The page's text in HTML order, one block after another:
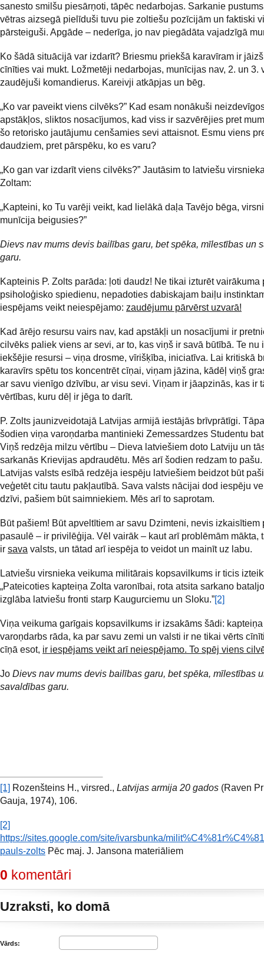
sanesto smilšu piesārņoti, tāpēc nedarbojas. Sarkanie
vētras aizsegā pielīduši tuvu pie zoltiešu pozīcijām un faktiski
pārsteiguši. Apgāde – nederīga, jo nav piegādāta vajadzīgā
Ko šādā situācijā var izdarīt? Briesmu priekšā karavīram ir
cīnīties vai mukt. Ložmetēji nedarbojas, munīcijas nav, 2. un 3.
zaudējuši komandierus. Kareivji atkāpjas un bēg.
„Ko var paveikt viens cilvēks?” Kad esam nonākuši
apstākļos, sliktos nosacījumos, kad viss ir sazvērējies pret
šo retorisko jautājumu cenšamies sevi attaisnot. Esmu viens
daudziem, pret pārspēku, ko es varu?
„Ko gan var izdarīt viens cilvēks?” Jautāsim to latviešu
Zoltam:
„Kapteini, ko Tu varēji veikt, kad lielākā daļa Tavējo bēga,
munīcija beigusies?”
Dievs nav mums devis bailības garu, bet spēka, mīlestības un
garu.
Kapteinis P. Zolts parāda: ļoti daudz! Ne tikai izturēt vairākuma
psiholoģisko spiedienu, nepadoties dabiskajam baiļu
iespējams veikt neiespējamo: zaudējumu pārvērst uzvarā!
Kad ārējo resursu vairs nav, kad apstākļi un nosacījumi ir
cilvēks paliek viens ar sevi, ar to, kas viņš ir savā būtībā. Te nu
iekšējie resursi – viņa drosme, vīrišķība, iniciatīva. Lai kritiskā
karavīrs spētu tos koncentrēt cīņai, viņam jāzina, kādēļ viņš
ar savu vienīgo dzīvību, ar visu sevi. Viņam ir jāapzinās, kas ir
vērtības, kuru dēļ ir jēga to darīt.
P. Zolts jaunizveidotajā Latvijas armijā iestājās brīvprātīgi.
šodien viņa varoņdarba mantinieki Zemessardzes Studentu
Viņš redzēja milzu vērtību – Dieva latviešiem doto Latviju un
sarkanās Krievijas apdraudētu. Mēs arī šodien redzam to
Latvijas valsts esībā redzēja iespēju latviešiem beidzot būt
veģetēt citu tautu pakļautībā. Sava valsts nācijai dod iespēju
dzīvi, pašiem būt saimniekiem. Mēs arī to saprotam.
Būt pašiem! Būt apveltītiem ar savu Dzimteni, nevis izkaisītiem
pasaulē – ir privilēģija. Vēl vairāk – kaut arī problēmām mākta,
ir sava valsts, un tātad arī iespēja to veidot un mainīt uz labu.
Latviešu virsnieka veikuma militārais kopsavilkums ir ticis
„Pateicoties kapteiņa Zolta varonībai, rota atsita sarkano
izglāba latviešu fronti starp Kaugurciemu un Sloku.”[2]
Viņa veikuma garīgais kopsavilkums ir izsakāms šādi: kapteiņa
varoņdarbs rāda, ka par savu zemi un valsti ir ne tikai vērts
cīņā esot, ir iespējams veikt arī neiespējamo. To spēj viens
Jo Dievs nav mums devis bailības garu, bet spēka, mīlestības
savaldības garu.
[1] Rozenšteins H., virsred., Latvijas armija 20 gados (Raven
Gauja, 1974), 106.
[2]
https://sites.google.com/site/ivarsbunka/
pauls-zolts Pēc maj. J. Jansona materiāliem
0 komentāri
Uzraksti, ko domā
Vārds: